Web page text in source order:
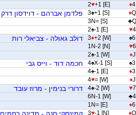
♦4
2♥+1 [E]
♦Q
3♠+1 [S] פלדמן אברהם - דוידסון דרק
♣Q
3N= [S]
♥4
2♠-1 [E]
♠6
3♦+2 [W] דולב גאולה - צביאלי רות
♥6
1N-2 [N]
♦J
2♠-1 [W]
♠3
4♠X-1 [S] חכמה דוד - וייס גבי
♦3
4♠-1 [E]
♦J
4♥= [W]
♥7
4♠-2 [W] דרורי בנימין - מרוז עובד
♣4
6N-1 [W]
♦6
1N= [E]
♦Q
3♥-1 [N] קמינסקי חנה - מדינה רחמים